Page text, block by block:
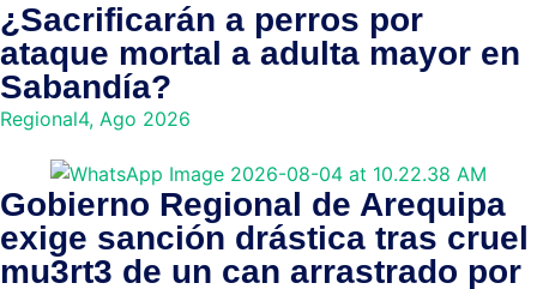
¿Sacrificarán a perros por
ataque mortal a adulta mayor en
Sabandía?
Regional4, Ago 2026
Gobierno Regional de Arequipa
exige sanción drástica tras cruel
mu3rt3 de un can arrastrado por